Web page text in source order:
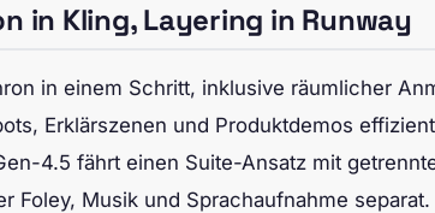
in Kling, Layering in Runway
in einem Schritt, inklusive räumlicher
Erklärszenen und Produktdemos
4.5 fährt einen Suite-Ansatz mit
Foley, Musik und Sprachaufnahme